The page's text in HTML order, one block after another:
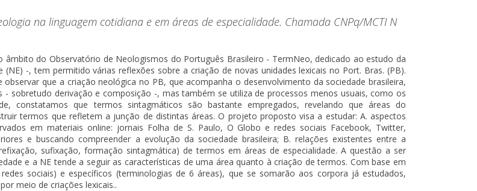
na linguagem cotidiana e em áreas de especialidade. Chamada CNPq/MCTI N
âmbito do Observatório de Neologismos do Português Brasileiro - TermNeo, dedicado ao estudo da
-, tem permitido várias reflexões sobre a criação de novas unidades lexicais no Port. Bras. (PB).
que a criação neológica no PB, que acompanha o desenvolvimento da sociedade brasileira,
sobretudo derivação e composição -, mas também se utiliza de processos menos usuais, como os
constatamos que termos sintagmáticos são bastante empregados, revelando que áreas do
termos que refletem a junção de distintas áreas. O projeto proposto visa a estudar: A. aspectos
em materiais online: jornais Folha de S. Paulo, O Globo e redes sociais Facebook, Twitter,
e buscando compreender a evolução da sociedade brasileira; B. relações existentes entre a
sufixação, formação sintagmática) de termos em áreas de especialidade. A questão a ser
e a NE tende a seguir as características de uma área quanto à criação de termos. Com base em
sociais) e específicos (terminologias de 6 áreas), que se somarão aos corpora já estudados,
meio de criações lexicais..